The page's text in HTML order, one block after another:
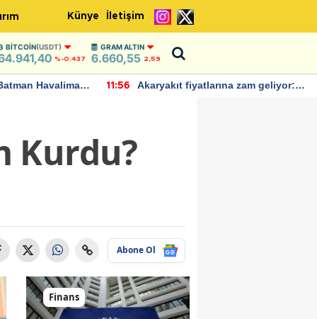
Künye İletişim
BITCOIN(USDT)
%-0.437
GRAM ALTIN
6.660,55 2,59
Havalimanı
11:56
Akaryakıt fiyatlarına zam geliyor:
Kurdu?
Abone Ol
Finans